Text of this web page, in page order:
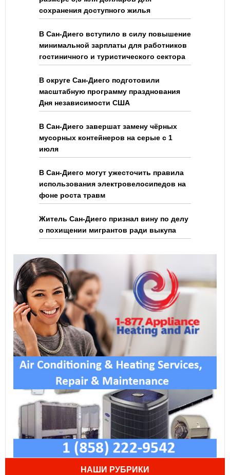
сохранения доступного жилья
В Сан-Диего вступило в силу повышение
минимальной зарплаты для работников
гостиничного и туристического сектора
В округе Сан-Диего подготовили
масштабную программу празднования
Дня независимости США
В Сан-Диего завершат замену чёрных
мусорных контейнеров на серые с 1
июля
В Сан-Диего могут ужесточить правила
использования электровелосипедов на
фоне роста травм
Житель Сан-Диего признал вину по делу
о похищении мигрантов ради выкупа
НАШИ РУБРИКИ